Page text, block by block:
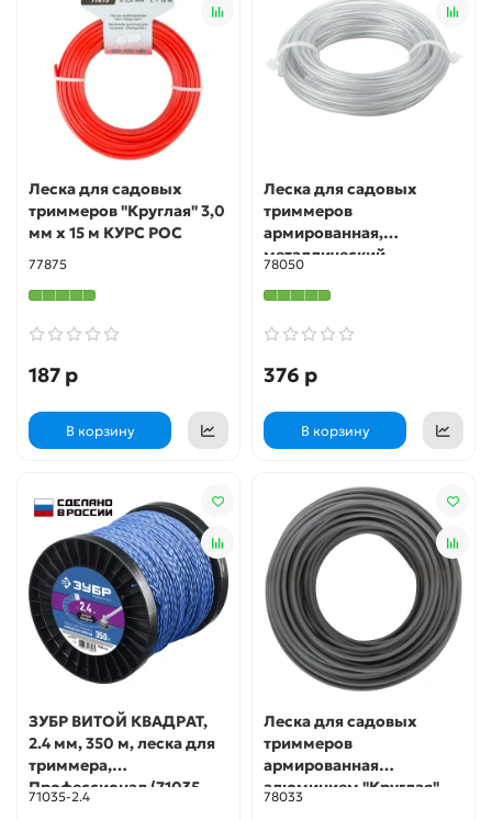
Леска для садовых
триммеров "Круглая" 3,0
мм х 15 м КУРС РОС
77875
187 р
В корзину
Леска для садовых
триммеров
армированная,
металлический
мм х 5 м FIT РОС
78050
376 р
В корзину
ЗУБР ВИТОЙ КВАДРАТ,
2.4 мм, 350 м, леска для
триммера,
Профессионал (71035-
2.4)
71035-2.4
Леска для садовых
триммеров
армированная
алюминием "Круглая"
2,4 мм х 15 м FIT РОС
78033